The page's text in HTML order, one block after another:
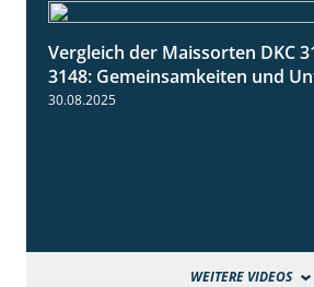
Vergleich der Maissorten DKC
3148: Gemeinsamkeiten und
30.08.2025
WEITERE VIDEOS